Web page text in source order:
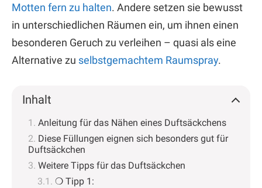
Motten fern zu halten. Andere setzen sie bewusst
in unterschiedlichen Räumen ein, um ihnen einen
besonderen Geruch zu verleihen – quasi als eine
Alternative zu selbstgemachtem Raumspray.
Inhalt
Anleitung für das Nähen eines Duftsäckchens
Diese Füllungen eignen sich besonders gut für
Duftsäckchen
Weitere Tipps für das Duftsäckchen
❍ Tipp 1: